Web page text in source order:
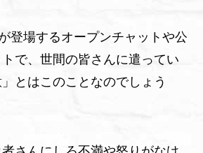
登場するオープンチャットや公
で、世間の皆さんに遣ってい
とはこのことなのでしょう